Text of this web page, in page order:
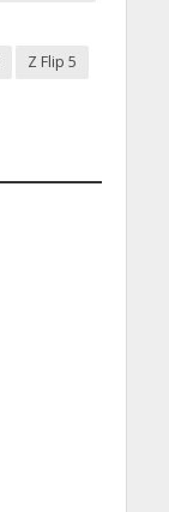
Z Flip 5